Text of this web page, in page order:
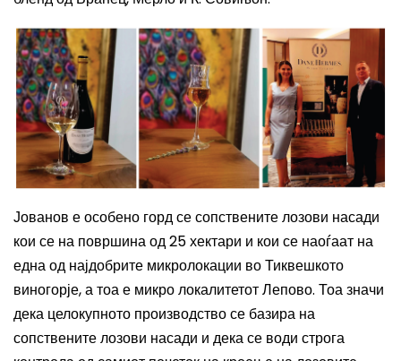
Јованов еособено горд сесопственителозови насади
кои се на површина од25 хектари и кои се наоѓаат на
една од најдобрите микролокации во Тиквешкото
виногорје, а тоа е микро локалитетот Лепово. Тоа значи
дека целокупното производствосе базира на
сопствените лозови насади и декасе води строга